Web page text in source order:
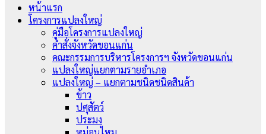
หน้าแรก
โครงการแปลงใหญ่
คู่มือโครงการแปลงใหญ่
คำสั่งจังหวัดขอนแก่น
คณะกรรมการบริหารโครงการฯ จังหวัดขอนแก่น
แปลงใหญ่แยกตามรายอำเภอ
แปลงใหญ่ – แยกตามชนิดชนิดสินค้า
ข้าว
ปศุสัตว์
ประมง